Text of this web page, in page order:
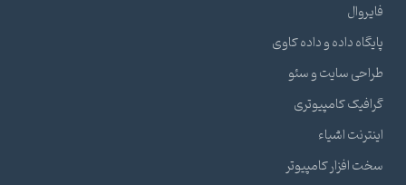
فایروال
پایگاه داده و داده کاوی
طراحی سایت و سئو
گرافیک کامپیوتری
اینترنت اشیاء
سخت افزار کامپیوتر